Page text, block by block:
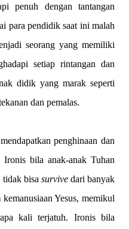
penuh dengan tantangan
para pendidik saat ini malah
seorang yang memiliki
setiap rintangan dan
didik yang marak seperti
dan pemalas.
penghinaan dan
bila anak-anak Tuhan
tidak bisa survivedari banyak
Yesus, memikul
kali terjatuh. Ironis bila